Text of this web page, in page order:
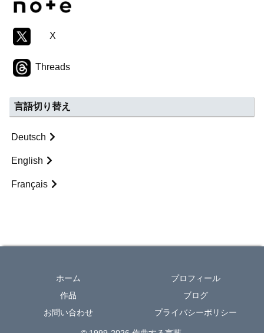
X
Threads
言語切り替え
Deutsch
English
Français
ホーム
プロフィール
作品
ブログ
お問い合わせ
プライバシーポリシー